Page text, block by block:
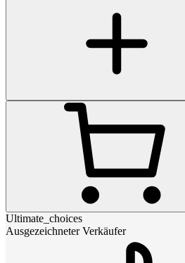
Ultimate_choices
Ausgezeichneter Verkäufer